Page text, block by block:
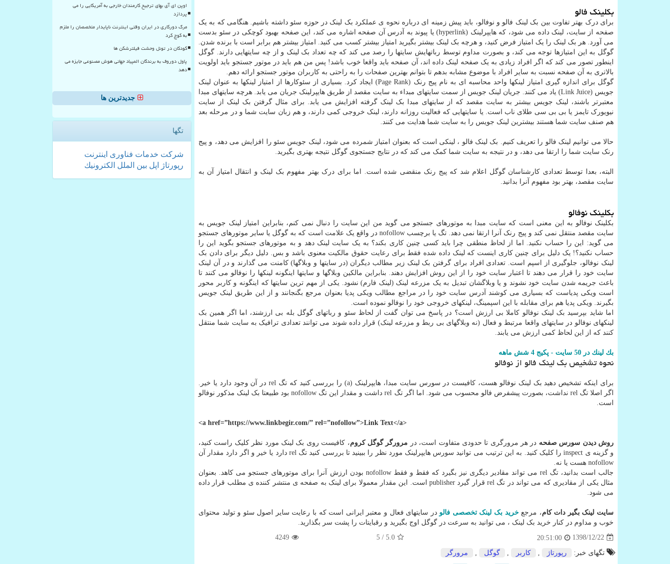
بکلینک فالو
برای درک بهتر تفاوت بین بک لینک فالو و نوفالو، باید پیش زمینه ای درباره نحوه ی عملکرد بک لینک در حوزه سئو داشته باشیم. هنگامی که به یک
صفحه از سایت، لینک داده می شود، که هایپرلینک (hyperlink) یا پیوند به آدرس آن صفحه اشاره می کند، این صفحه بهبود کوچکی در سئو بدست
می آورد. هر بک لینک را یک امتیاز فرض کنید، و هرچه بک لینک بیشتر بگیرید امتیاز بیشتر کسب می کنید. امتیاز بیشتر هم برابر است با برنده شدن.
گوگل به این امتیازها توجه می کند، و بصورت مداوم توسط رباتهایش سایتها را رصد می کند که چه تعداد بک لینک و از چه سایتهایی دارند. گوگل
اینطور تصور می کند که اگر افراد زیادی به یک صفحه لینک داده اند، آن صفحه باید واقعا خوب باشد! پس من هم باید در موتور جستجو باید اولویت
بالاتری به آن صفحه نسبت به سایر افراد با موضوع مشابه بدهم تا بتوانم بهترین صفحات را به راحتی به کاربران موتور جستجو ارائه دهم.
گوگل برای اندازه گیری امتیاز لینکها واحد محاسبه ای به نام پیج رنک (Page Rank) ایجاد کرد. بسیاری از سئوکارها از امتیاز لینکها به عنوان لینک
جویس (Link Juice) یاد می کنند. جریان لینک جویس از سمت سایتهای مبداء به سایت مقصد از طریق هایپرلینک جریان می یابد. هرچه سایتهای مبدا
معتبرتر باشند، لینک جویس بیشتر به سایت مقصد که از سایتهای مبدا بک لینک گرفته افزایش می یابد. برای مثال گرفتن بک لینک از سایت
نیویورک تایمز یا بی بی سی طلای ناب است. یا سایتهایی که فعالیت روزانه دارند، لینک خروجی کمی دارند، و هم زبان سایت شما و در مرحله بعد
هم صنف سایت شما هستند بیشترین لینک جویس را به سایت شما هدایت می کنند.
حالا می توانیم لینک فالو را تعریف کنیم. بک لینک فالو ، لینکی است که بعنوان امتیاز شمرده می شود، لینک جویس سئو را افزایش می دهد، و پیج
رنک سایت شما را ارتقا می دهد، و در نتیجه به سایت شما کمک می کند که در نتایج جستجوی گوگل نتیجه بهتری بگیرید.
البته، بعدا توسط تعدادی کارشناسان گوگل اعلام شد که پیج رنک منقضی شده است. اما برای درک بهتر مفهوم بک لینک و انتقال امتیاز آن به
سایت مقصد، بهتر بود مفهوم آنرا بدانید.
بکلینک نوفالو
بکلینک نوفالو به این معنی است که سایت مبدا به موتورهای جستجو می گوید من این سایت را دنبال نمی کنم، بنابراین امتیاز لینک جویس به
سایت مقصد منتقل نمی کند و پیج رنک آنرا ارتقا نمی دهد. تگ یا برچسب nofollow در واقع یک علامت است که به گوگل یا سایر موتورهای جستجو
می گوید: این را حساب نکنید. اما از لحاظ منطقی چرا باید کسی چنین کاری بکند؟ به یک سایت لینک دهد و به موتورهای جستجو بگوید این را
حساب نکنید؟! یک دلیل برای چنین کاری اینست که لینک داده شده فقط برای رعایت حقوق مالکیت معنوی باشد و بس. دلیل دیگر برای دادن بک
لینک نوفالو، جلوگیری از اسپم است. تعدادی افراد برای گرفتن بک لینک زیر مطالب دیگران (در سایتها و وبلاگها) کامنت می گذارند و در آن لینک
سایت خود را قرار می دهند تا اعتبار سایت خود را از این روش افزایش دهند. بنابراین مالکین وبلاگها و سایتها اینگونه لینکها را نوفالو می کنند تا
باعث جریمه شدن سایت خود نشوند و یا وبلاگشان تبدیل به یک مزرعه لینک (لینک فارم) نشود. یکی از مهم ترین سایتها که اینگونه و کاربر محور
است ویکی پدیاست که بسیاری می کوشند آدرس سایت خود را در مراجع مطالب ویکی پدیا بعنوان مرجع بگنجانند و از این طریق لینک جویس
بگیرند. ویکی پدیا هم برای مقابله با این اسپمینگ، لینکهای خروجی خود را نوفالو نموده است.
اما شاید بپرسید بک لینک نوفالو کاملا بی ارزش است؟ در پاسخ می توان گفت از لحاظ سئو و رباتهای گوگل بله بی ارزشند، اما اگر همین بک
لینکهای نوفالو در سایتهای واقعا مرتبط و فعال (نه وبلاگهای بی ربط و مزرعه لینک) قرار داده شوند می توانند تعدادی ترافیک به سایت شما منتقل
کنند که از این لحاظ کمی ارزش می یابند.
بك لینك در 50 سایت - پكیج 4 شش ماهه
نحوه تشخیص بک لینک فالو از نوفالو
برای اینکه تشخیص دهید بک لینک نوفالو هست، کافیست در سورس سایت مبدا، هایپرلینک (a) را بررسی کنید که تگ rel در آن وجود دارد یا خیر.
اگر اصلا تگ rel نداشت، بصورت پیشفرض فالو محسوب می شود. اما اگر تگ rel داشت و مقدار این تگ nofollow بود طبیعتا بک لینک مذکور نوفالو
است.
<a href=”https://www.linkbegir.com/” rel=”nofollow”>Link Text</a>
روش دیدن سورس صفحه در هر مرورگری تا حدودی متفاوت است، در مرورگر گوگل کروم، کافیست روی بک لینک مورد نظر کلیک راست کنید،
و گزینه ی inspect را کلیک کنید. به این ترتیب می توانید سورس هایپرلینک مورد نظر را ببینید تا بررسی کنید تگ rel دارد یا خیر و اگر دارد مقدار آن
nofollow هست یا نه.
جالب است بدانید، تگ rel می تواند مقادیر دیگری نیز بگیرد که فقط و فقط nofollow بودن ارزش آنرا برای موتورهای جستجو می کاهد. بعنوان
مثال یکی از مقادیری که می تواند در تگ rel قرار گیرد publisher است. این مقدار معمولا برای لینک به صفحه ی منتشر کننده ی مطلب قرار داده
می شود.
سایت لینک بگیر دات کام، مرجعخرید بک لینک تخصصی فالو در سایتهای فعال و معتبر ایرانی است که با رعایت سایر اصول سئو و تولید محتوای
خوب و مداوم در کنار خرید بک لینک ، می توانید به سرعت در گوگل اوج بگیرید و رقبایتات را پشت سر بگذارید.
1398/12/22
20:51:00
5.0
/ 5
4249
تگهای خبر: رپورتاژ كاربر گوگل مرورگر
اوپن ای آی بهای ترجیح کارمندان خارجی به آمریکایی را می
پردازد
مرگ دورکاری در ایران وقتی اینترنت ناپایدار متخصصان را ملزم
به کوچ کرد
کودکان در تونل وحشت فیلترشکن ها
پاول دوروف به برندگان المپیاد جهانی هوش مصنوعی جایزه می
دهد
جدیدترین ها
تگها
شركت خدمات فناوری اینترنت
رپورتاژ
اپل بین الملل الكترونیك